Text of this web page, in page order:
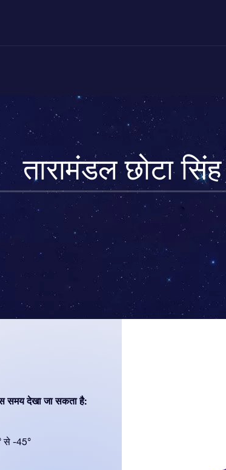
तारामंडल छोटा सिंह
समय देखा जा सकता है:
से -45°